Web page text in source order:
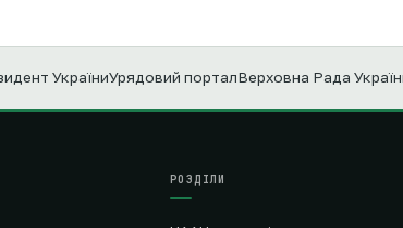
УкраїниУрядовий порталВерховна Рада
РОЗДІЛИ